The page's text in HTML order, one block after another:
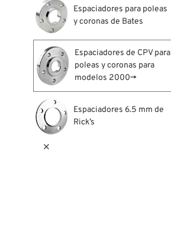
Espaciadores para poleas
y coronas de Bates
Espaciadores de CPV para
poleas y coronas para
modelos 2000→
Espaciadores 6.5 mm de
Rick’s
